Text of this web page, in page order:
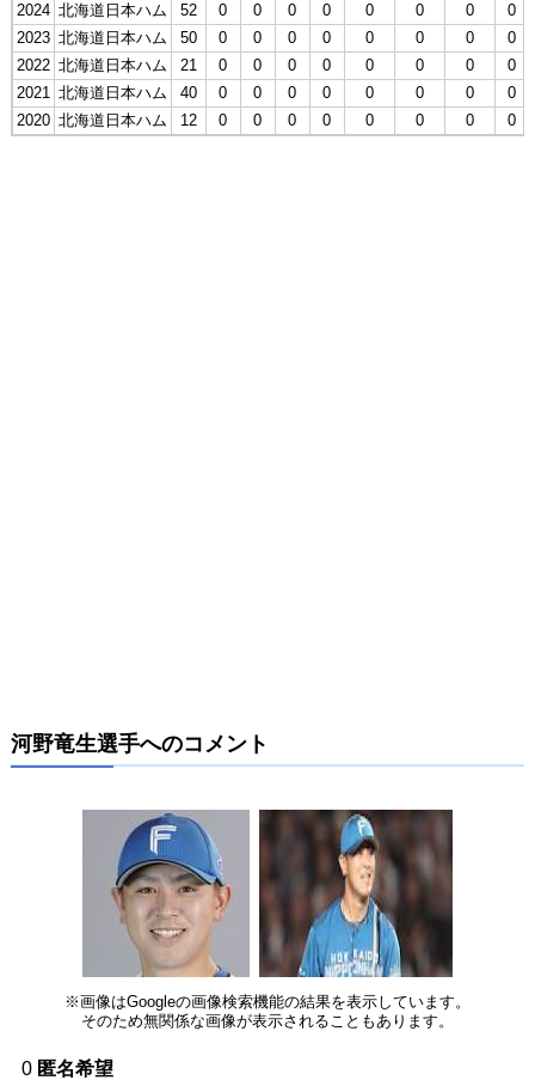
2024 北海道日本ハム 52 0 0 0 0 0 0 0
0
2023 北海道日本ハム 50 0 0 0 0 0 0 0
0
2022 北海道日本ハム 21 0 0 0 0 0 0 0
0
2021 北海道日本ハム 40 0 0 0 0 0 0 0
0
2020 北海道日本ハム 12 0 0 0 0 0 0 0 0
河野竜生選手へのコメント
※画像はGoogleの画像検索機能の結果を表示しています。
そのため無関係な画像が表示されることもあります。
0 匿名希望